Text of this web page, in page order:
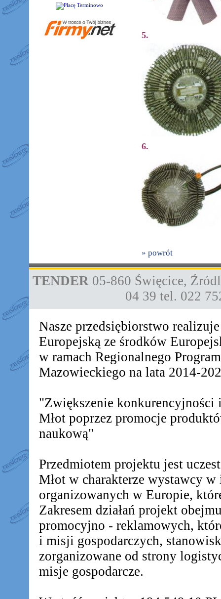
5.
6.
» powrót
TENDER 05-860 Święcice,
04 39 tel. 022
Nasze przedsiębiorstwo
Europejską ze środków
w ramach Regionalnego
Mazowieckiego na lata 2014-
"Zwiększenie
Młot poprzez promocje
naukową"
Przedmiotem projektu jest
Młot w charakterze wystawcy
organizowanych w Europie,
Zakresem działań projekt
promocyjno - reklamowych,
i misji gospodarczych,
zorganizowane od strony
misje gospodarcze.